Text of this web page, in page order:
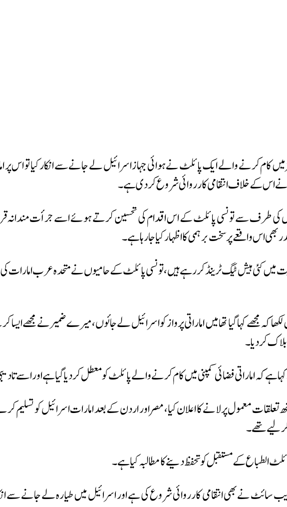
کام کرنے والے ایک پائلٹ نے ہوائی جہاز اسرائیل لے جانے سے انکار کیا تو اس پر
اس کے خلاف انتقامی کارروائی شروع کردی ہے۔
کی طرف سے تونسی پائلٹ کے اس اقدام کی تحسین کرتے ہوئے اسے جرأت مندانہ
بھی اس واقعے پر سخت برہمی کا اظہار کیا جا رہا ہے۔
کئی ہیش ٹیگ ٹرینڈ کررہے ہیں، تونسی پائلٹ کے حامیوں نے متحدہ عرب امارات کی
کہا گیا تھا میں اماراتی پرواز کو اسرائیل لے جائوں، میرے ضمیر نے مجھے ایسا
کردیا۔
کہ اماراتی فضائی کمپنی میں کام کرنے والے پائلٹ کو معطل کردیا گیا ہے اور اسے
معمول پرلانے کا اعلان کیا، مصر اور اردن کے بعد امارات اسرائیل کو تسلیم کرنے
تھے۔
کے مستقبل کو تحفظ دینے کا مطالبہ کیا ہے۔
نےبھی انتقامی کارروائی شروع کی ہے اور اسرائیل میں طیارہ لے جانے سے